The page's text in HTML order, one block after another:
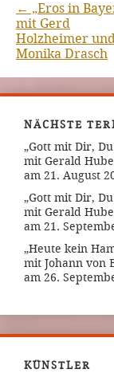
← „Eros in
mit Gerd
Holzheimer
Monika Drasch
NÄCHSTE
„Gott mit Dir,
mit Gerald
am 21. August
„Gott mit Dir,
mit Gerald
am 21.
„Heute kein
mit Johann von
am 26.
KÜNSTLER